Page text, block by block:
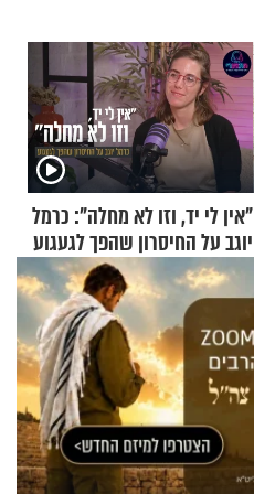
"אין לי יד, וזו לא מחלה": כרמל
יוגב על החיסרון שהפך לגעגוע